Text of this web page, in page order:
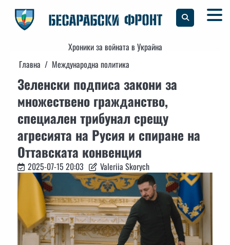
content
Хроники за войната в Украйна
Главна
Международна политика
Зеленски подписа закони за
множествено гражданство,
специален трибунал срещу
агресията на Русия и спиране на
Оттавската конвенция
2025-07-15 20:03 Valeriia Skorych